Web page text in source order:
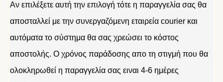
Αν επιλέξετε αυτή την επιλογή τότε η παραγγελία σας θα
αποσταλλεί με την συνεργαζόμενη εταιρεία courier και
αυτόματα το σύστημα θα σας χρεώσει το κόστος
αποστολής. Ο χρόνος παράδοσης απο τη στιγμή που θα
ολοκληρωθεί η παραγγελία σας ειναι 4-6 ημέρες